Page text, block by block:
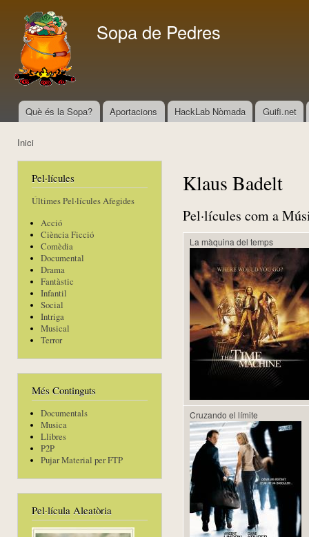
Sopa de Pedres
Menú principal
Què és la Sopa? Aportacions HackLab Nòmada Guifi.net
Inici
Pel·lícules
Últimes Pel·lícules Afegides
Acció
Ciència Ficció
Comèdia
Documental
Drama
Fantàstic
Infantil
Social
Intriga
Musical
Terror
Més Continguts
Documentals
Musica
Llibres
P2P
Pujar Material per FTP
Pel·lícula Aleatòria
Klaus Badelt
Pel·lícules com a
La màquina del temps
Cruzando el límite